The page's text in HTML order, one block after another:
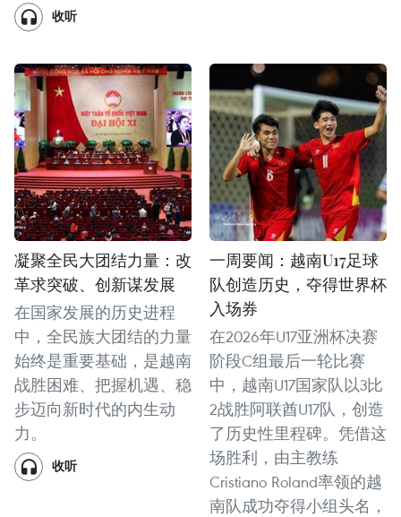
收听
凝聚全民大团结力量：改
革求突破、创新谋发展
在国家发展的历史进程
中，全民族大团结的力量
始终是重要基础，是越南
战胜困难、把握机遇、稳
步迈向新时代的内生动
力。
收听
一周要闻：越南U17足球
队创造历史，夺得世界杯
入场券
在2026年U17亚洲杯决赛
阶段C组最后一轮比赛
中，越南U17国家队以3比
2战胜阿联酋U17队，创造
了历史性里程碑。凭借这
场胜利，由主教练
Cristiano Roland率领的越
南队成功夺得小组头名，